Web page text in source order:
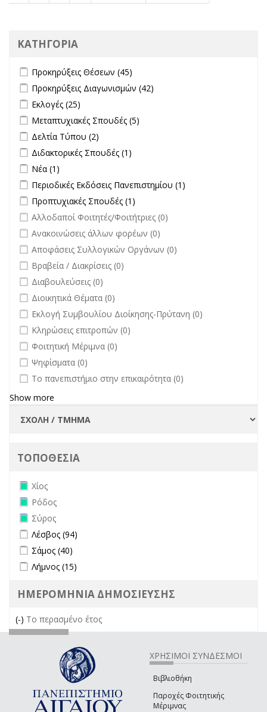
ΚΑΤΗΓΟΡΙΑ
Apply Προκηρύξεις Θέσεων filter
Προκηρύξεις Θέσεων (45)
Apply Προκηρύξεις Διαγωνισμών filter
Προκηρύξεις Διαγωνισμών (42)
Apply Εκλογές filter
Εκλογές (25)
Apply Μεταπτυχιακές Σπουδές filter
Μεταπτυχιακές Σπουδές (5)
Apply Δελτία Τύπου filter
Δελτία Τύπου (2)
Apply Διδακτορικές Σπουδές filter
Διδακτορικές Σπουδές (1)
Apply Νέα filter
Νέα (1)
Apply Περιοδικές Εκδόσεις Πανεπιστημίου filter
Περιοδικές Εκδόσεις Πανεπιστημίου (1)
Apply Προπτυχιακές Σπουδές filter
Προπτυχιακές Σπουδές (1)
undefined
Αλλοδαποί Φοιτητές/Φοιτήτριες (0)
undefined
Ανακοινώσεις άλλων φορέων (0)
undefined
Αποφάσεις Συλλογικών Οργάνων (0)
undefined
Βραβεία / Διακρίσεις (0)
undefined
Διαβουλεύσεις (0)
undefined
Διοικητικά Θέματα (0)
undefined
Εκλογή Συμβουλίου Διοίκησης-Πρύτανη (0)
undefined
Κληρώσεις επιτροπών (0)
undefined
Φοιτητική Μέριμνα (0)
undefined
Ψηφίσματα (0)
undefined
Το πανεπιστήμιο στην επικαιρότητα (0)
Show more
ΤΟΠΟΘΕΣΙΑ
Remove Χίος filter
Χίος
Remove Ρόδος filter
Ρόδος
Remove Σύρος filter
Σύρος
Apply Λέσβος filter
Λέσβος (94)
Apply Σάμος filter
Σάμος (40)
Apply Λήμνος filter
Λήμνος (15)
ΗΜΕΡΟΜΗΝΙΑ ΔΗΜΟΣΙΕΥΣΗΣ
(-) Remove Το περασμένο έτος filter
Το περασμένο έτος
ΧΡΗΣΙΜΟΙ ΣΥΝΔΕΣΜΟΙ
Βιβλιοθήκη
Παροχές Φοιτητικής
Μέριμνας